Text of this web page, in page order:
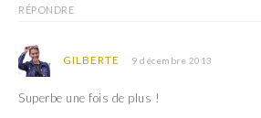
RÉPONDRE
GILBERTE 9 décembre 2013
Superbe une fois de plus !